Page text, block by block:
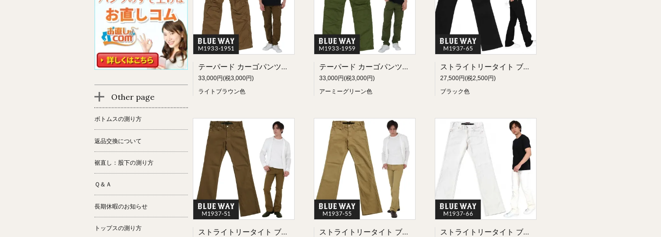
テーパード カーゴパンツ・バックサテン（ライトブラウン）:BLUEWAY M1933-1951
33,000円(税3,000円)
ライトブラウン色
テーパード カーゴパンツ・バックサテン（アーミーグリーン）:BLUEWAY M1933-1959
33,000円(税3,000円)
アーミーグリーン色
ストライトリータイト ブーツカット ストレッチパンツ（ブラック）:BLUEWAY M1937-65
27,500円(税2,500円)
ブラック色
ストライトリータイト ブーツカット ストレッチパンツ（ライトブラウン）:BLUEWAY M1937-51 ストライトリータイト ブーツカット ストレッチパンツ（カーキベージュ）:BLUEWAY M1937-55 ストライトリータイト ブーツカット ストレッチパンツ（撥水オフホワイト）:BLUEWAY M1937-66
Other page
ボトムスの測り方
返品交換について
裾直し：股下の測り方
Ｑ＆Ａ
長期休暇のお知らせ
トップスの測り方